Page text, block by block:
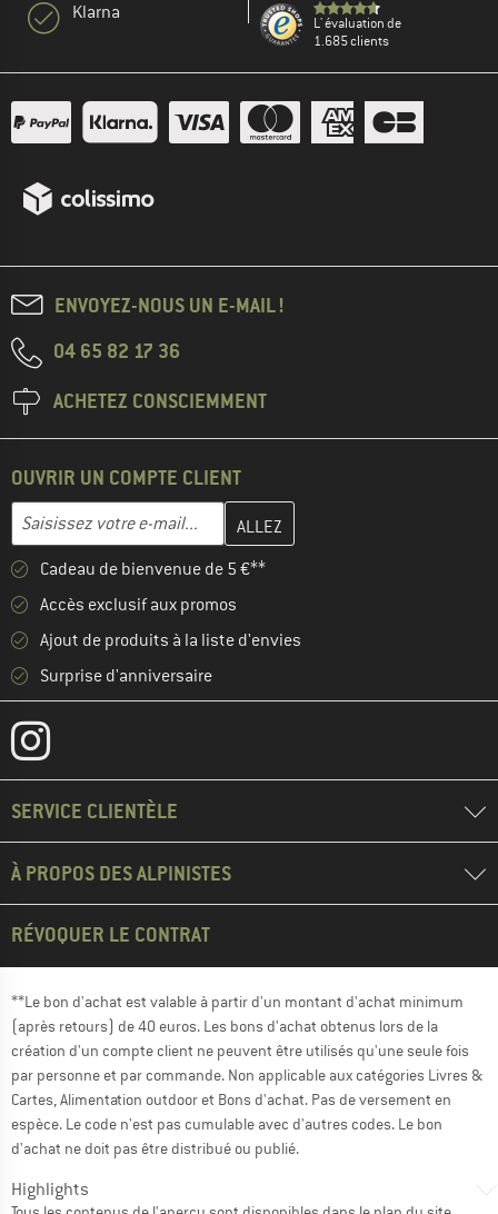
Klarna
L' évaluation de
1.685 clients
ENVOYEZ-NOUS UN E-MAIL !
04 65 82 17 36
ACHETEZ CONSCIEMMENT
OUVRIR UN COMPTE CLIENT
Adresse e-mail
Entrez votre adresse e-mail ici et créez votre compte client à la
Cadeau de bienvenue de 5 €**
Accès exclusif aux promos
Ajout de produits à la liste d'envies
Surprise d'anniversaire
SERVICE CLIENTÈLE
À PROPOS DES ALPINISTES
RÉVOQUER LE CONTRAT
**Le bon d'achat est valable à partir d'un montant d'achat minimum
(après retours) de 40 euros. Les bons d'achat obtenus lors de la
création d'un compte client ne peuvent être utilisés qu'une seule fois
par personne et par commande. Non applicable aux catégories Livres &
Cartes, Alimentation outdoor et Bons d'achat. Pas de versement en
espèce. Le code n'est pas cumulable avec d'autres codes. Le bon
d'achat ne doit pas être distribué ou publié.
Highlights